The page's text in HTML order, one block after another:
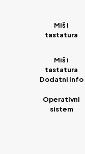
Miš i
tastatura
Miš i
tastatura
Dodatni info
Operativni
sistem